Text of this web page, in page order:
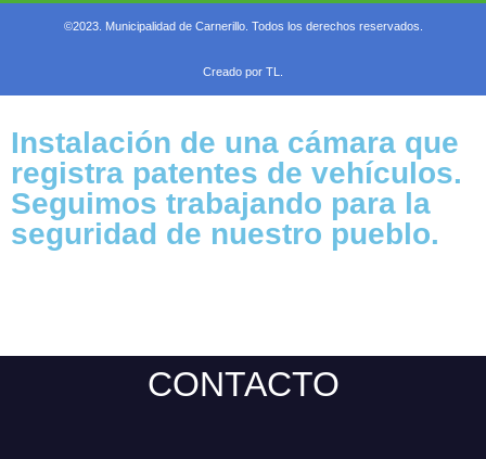
©2023. Municipalidad de Carnerillo. Todos los derechos reservados.
Creado por TL.
Instalación de una cámara que
registra patentes de vehículos.
Seguimos trabajando para la
seguridad de nuestro pueblo.
CONTACTO